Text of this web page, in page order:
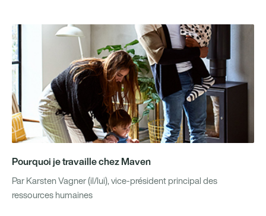
Pourquoi je travaille chez Maven
Par Karsten Vagner (il/lui), vice-président principal des
ressources humaines